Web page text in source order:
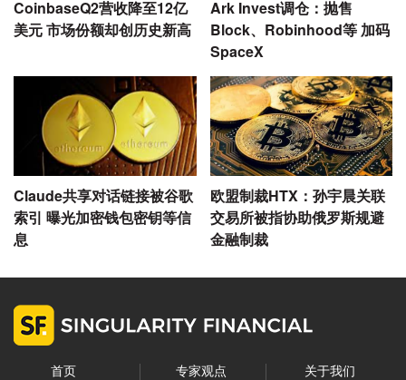
CoinbaseQ2营收降至12亿
美元 市场份额却创历史新高
Ark Invest调仓：抛售
Block、Robinhood等 加码
SpaceX
Claude共享对话链接被谷歌
索引 曝光加密钱包密钥等信
息
欧盟制裁HTX：孙宇晨关联
交易所被指协助俄罗斯规避
金融制裁
首页
专家观点
关于我们